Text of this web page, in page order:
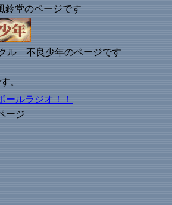
堂のページです
ル 不良少年のページです
。
ージ